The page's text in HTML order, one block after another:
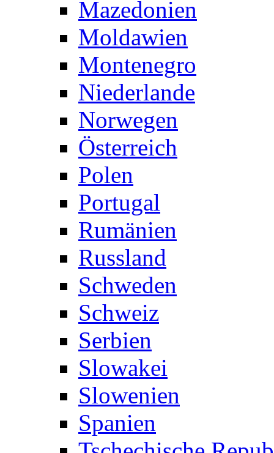
Mazedonien
Moldawien
Montenegro
Niederlande
Norwegen
Österreich
Polen
Portugal
Rumänien
Russland
Schweden
Schweiz
Serbien
Slowakei
Slowenien
Spanien